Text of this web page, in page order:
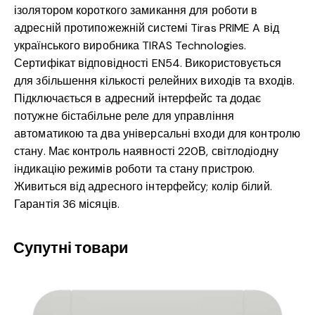
ізолятором короткого замикання для роботи в
адресній протипожежній системі Tiras PRIME A від
українського виробника TIRAS Technologies.
Сертифікат відповідності EN54. Використовується
для збільшення кількості релейних виходів та входів.
Підключається в адресний інтерфейс та додає
потужне бістабільне реле для управління
автоматикою та два універсальні входи для контролю
стану. Має контроль наявності 220В, світлодіодну
індикацію режимів роботи та стану пристрою.
Живиться від адресного інтерфейсу; колір білий.
Гарантія 36 місяців.
Супутні товари